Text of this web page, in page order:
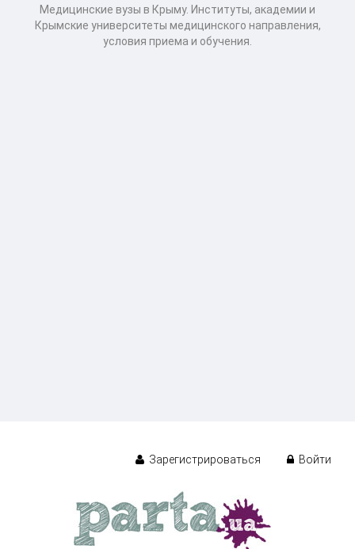
Медицинские вузы в Крыму. Институты, академии и
Крымские университеты медицинского направления,
условия приема и обучения.
Зарегистрироваться Войти